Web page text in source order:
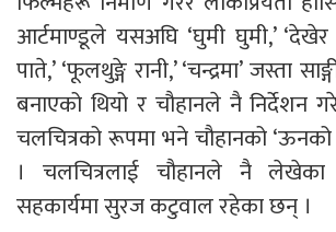
आर्टमाण्डूले यसअघि ‘घुमी घुमी,’
पाते,’ ‘फूलथुङ्गे रानी,’ ‘चन्द्रमा’ जस्ता
बनाएको थियो र चौहानले नै निर्देशन
चलचित्रको रूपमा भने चौहानको ‘ऊनको
। चलचित्रलाई चौहानले नै
सहकार्यमा सुरज कटुवाल रहेका छन् ।